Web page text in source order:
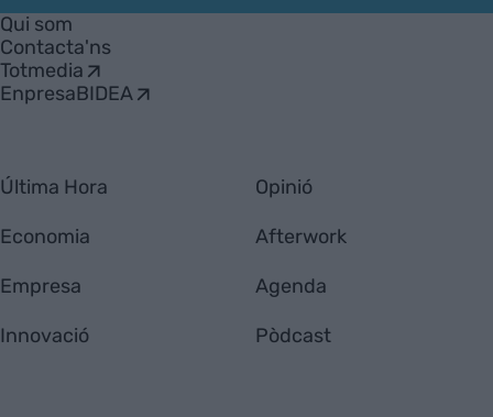
Empresa
Qui som
Contacta'ns
Totmedia
EnpresaBIDEA
Última Hora
Economia
Empresa
Innovació
Opinió
Afterwork
Agenda
Pòdcast